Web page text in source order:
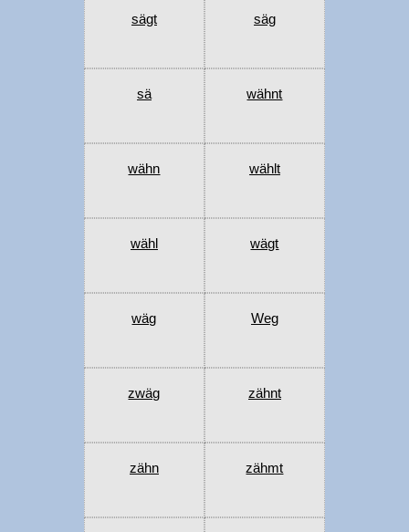
sägt säg
sä wähnt
wähn wählt
wähl wägt
wäg Weg
zwäg zähnt
zähn zähmt